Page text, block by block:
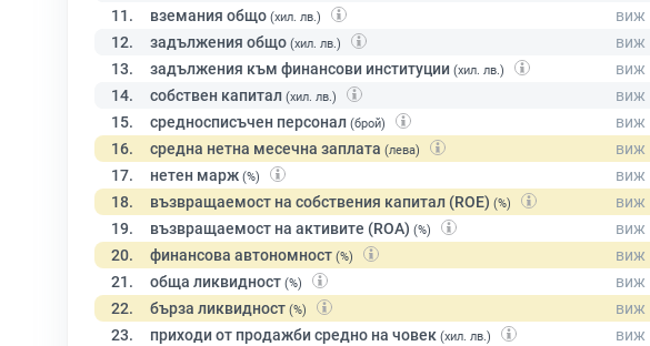
11. вземания общо (хил. лв.)
12. задължения общо (хил. лв.)
13. задължения към финансови институции (хил. лв.)
14. собствен капитал (хил. лв.)
15. средносписъчен персонал (брой)
16. средна нетна месечна заплата (лева)
17. нетен марж (%)
18. възвращаемост на собствения капитал (ROE) (%)
19. възвращаемост на активите (ROA) (%)
20. финансова автономност (%)
21. обща ликвидност (%)
22. бърза ликвидност (%)
23. приходи от продажби средно на човек (хил. лв.)